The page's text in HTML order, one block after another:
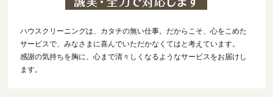
ハウスクリーニングは、カタチの無い仕事。だからこそ、心をこめた
サービスで、みなさまに喜んでいただかなくてはと考えています。
感謝の気持ちを胸に、心まで清々しくなるようなサービスをお届けし
ます。